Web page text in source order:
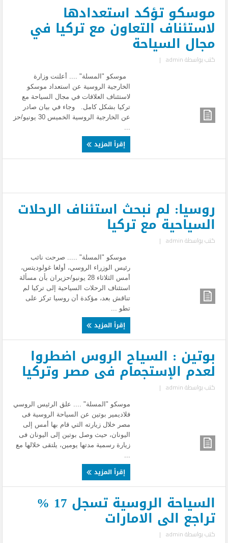
موسكو تؤكد استعدادها
لاستئناف التعاون مع تركيا في
مجال السياحة
كتب بواسطةadmin
|
موسكو "المسلة" .... أعلنت وزارة
الخارجية الروسية عن استعداد موسكو
لاستئناف العلاقات في مجال السياحة مع
تركيا بشكل كامل. وجاء في بيان صادر
عن الخارجية الروسية الخميس 30 يونيو/حز
إقرأ المزيد
روسيا: لم نبحث استئناف الرحلات
السياحية مع تركيا
كتب بواسطةadmin
|
موسكو "المسلة" ..... صرحت نائب
رئيس الوزراء الروسي، أولغا غولوديتس،
أمس الثلاثاء 28 يونيو/حزيران بأن مسألة
استئناف الرحلات السياحية إلى تركيا لم
تناقش بعد، مؤكدة أن روسيا تركز على
تطو ...
إقرأ المزيد
بوتين : السياح الروس اضطروا
لعدم الإستجمام فى مصر وتركيا
كتب بواسطةadmin
|
موسكو "المسلة" .... علق الرئيس الروسي
فلاديمير بوتين عن السياحة الروسية فى
مصر خلال زيارته التي قام بها أمس إلى
اليونان، حيث وصل بوتين إلى اليونان فى
زيارة رسمية مدتها يومين، يلتقى خلالها مع
إقرأ المزيد
السياحة الروسية تسجل 17 %
تراجع الى الامارات
كتب بواسطةadmin
|